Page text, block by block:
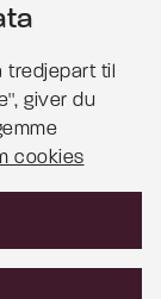
tredjepart til
giver du
cookies